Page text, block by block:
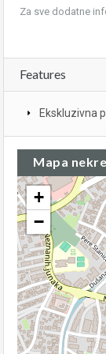
Za sve dodatne
Features
Ekskluzivna
Mapa
+
−